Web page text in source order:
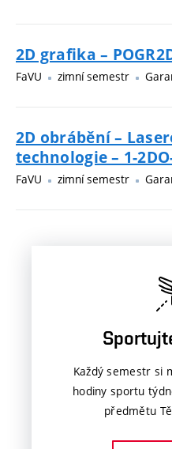
2D grafika –
FaVU zimní semestr
2D obrábění –
technologie – 1-
FaVU zimní semestr
Každý semestr si
hodiny sportu
předmětu